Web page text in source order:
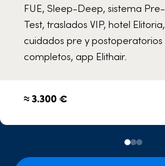
FUE, Sleep-Deep, sistema Pre-
Test, traslados VIP, hotel Elitoria,
cuidados pre y postoperatorios
completos, app Elithair.
≈ 3.300 €